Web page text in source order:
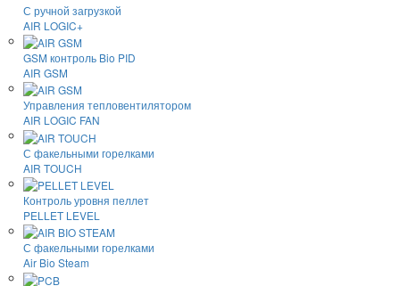
С ручной загрузкой
AIR LOGIC+
GSM контроль Bio PID
AIR GSM
Управления тепловентилятором
AIR LOGIC FAN
С факельными горелками
AIR TOUCH
Контроль уровня пеллет
PELLET LEVEL
С факельными горелками
Air Bio Steam